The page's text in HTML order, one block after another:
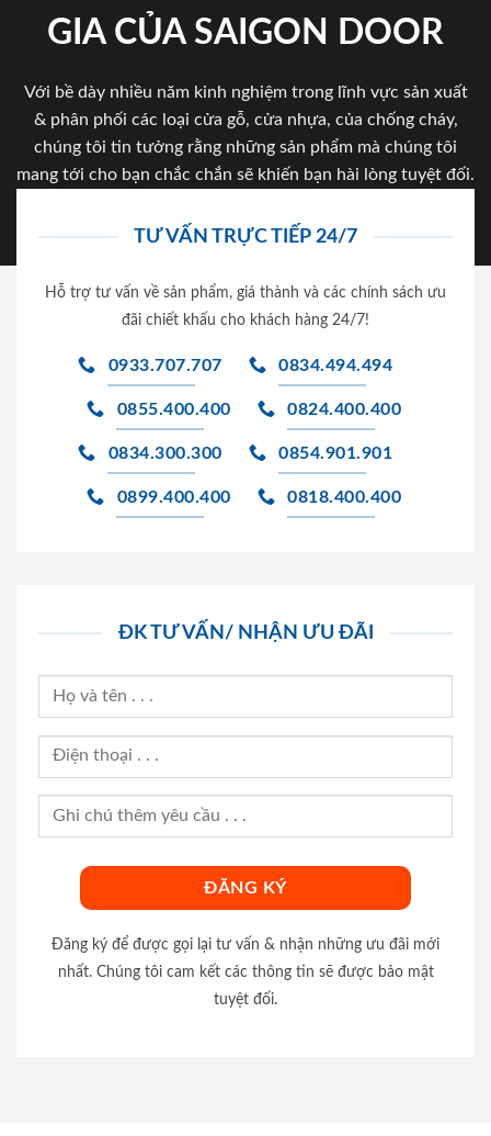
GIA CỦA SAIGON DOOR
Với bề dày nhiều năm kinh nghiệm trong lĩnh vực sản xuất
& phân phối các loại cửa gỗ, cửa nhựa, của chống cháy,
chúng tôi tin tưởng rằng những sản phẩm mà chúng tôi
mang tới cho bạn chắc chắn sẽ khiến bạn hài lòng tuyệt đối.
TƯ VẤN TRỰC TIẾP 24/7
Hỗ trợ tư vấn về sản phẩm, giá thành và các chính sách ưu
đãi chiết khấu cho khách hàng 24/7!
0933.707.707 0834.494.494
0855.400.400 0824.400.400
0834.300.300 0854.901.901
0899.400.400 0818.400.400
ĐK TƯ VẤN/ NHẬN ƯU ĐÃI
Đăng ký để được gọi lại tư vấn & nhận những ưu đãi mới
nhất. Chúng tôi cam kết các thông tin sẽ được bảo mật
tuyệt đối.